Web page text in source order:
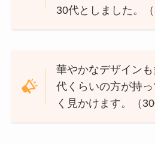
30代としました。（
華やかなデザイン
代くらいの方が持
く見かけます。（30